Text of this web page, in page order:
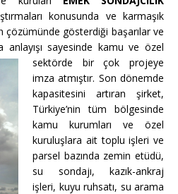
konusunda ve karmaşık
çözümünde gösterdiği başarılar ve
anlayışı sayesinde kamu ve özel
sektörde bir çok projeye
imza atmıştır. Son dönemde
kapasitesini artıran şirket,
Türkiye’nin tüm bölgesinde
kamu kurumları ve özel
kuruluşlara ait toplu işleri ve
parsel bazında zemin etüdü,
su sondajı, kazık-ankraj
işleri, kuyu ruhsatı, su arama